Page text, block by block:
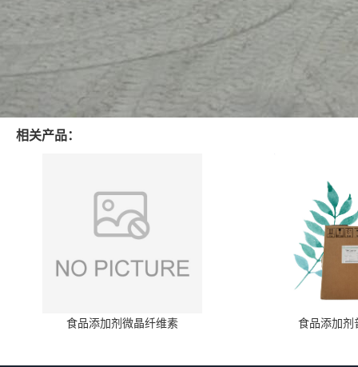
相关产品：
食品添加剂微晶纤维素 食品添加剂